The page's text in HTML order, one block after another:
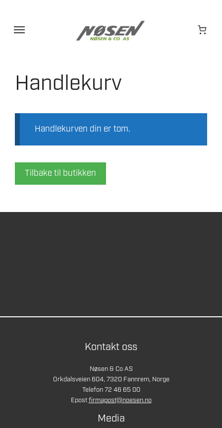
Handlekurv
Handlekurven din er tom.
Tilbake til butikken
Kontakt oss
Nøsen & Co AS
Orkdalsveien 604, 7320 Fannrem, Norge
Telefon 72 46 65 00
Epostfirmapost@noesen.no
Media